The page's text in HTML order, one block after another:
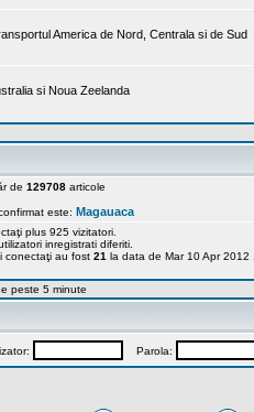
America de Nord, Centrala si de Sud
si Noua Zeelanda
de 129708 articole
este: Magauaca
plus 925 vizitatori.
inregistrati diferiti.
conectaţi au fost 21 la data de Mar 10 Apr 2012
peste 5 minute
Parola: